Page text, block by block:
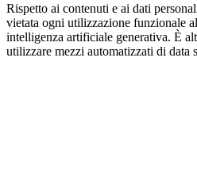
Rispetto ai contenuti e ai dati
vietata ogni utilizzazione funzionale
intelligenza artificiale generativa. È
utilizzare mezzi automatizzati di data